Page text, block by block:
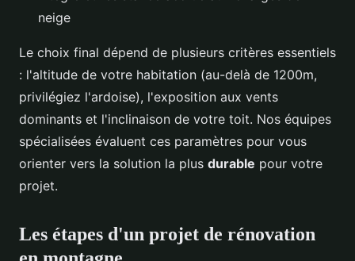
neige
Le choix final dépend de plusieurs critères essentiels
: l'altitude de votre habitation (au-delà de 1200m,
privilégiez l'ardoise), l'exposition aux vents
dominants et l'inclinaison de votre toit. Nos équipes
spécialisées évaluent ces paramètres pour vous
orienter vers la solution la plus durable pour votre
projet.
Les étapes d'un projet de rénovation